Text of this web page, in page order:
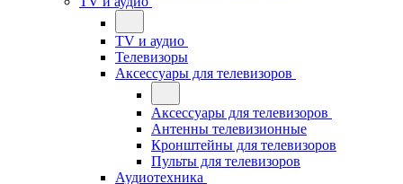
TV и аудио
Телевизоры
Аксессуары для телевизоров
Аксессуары для телевизоров
Антенны телевизионные
Кронштейны для телевизоров
Пульты для телевизоров
Аудиотехника